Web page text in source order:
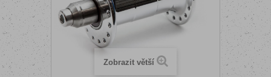
Zobrazit větší